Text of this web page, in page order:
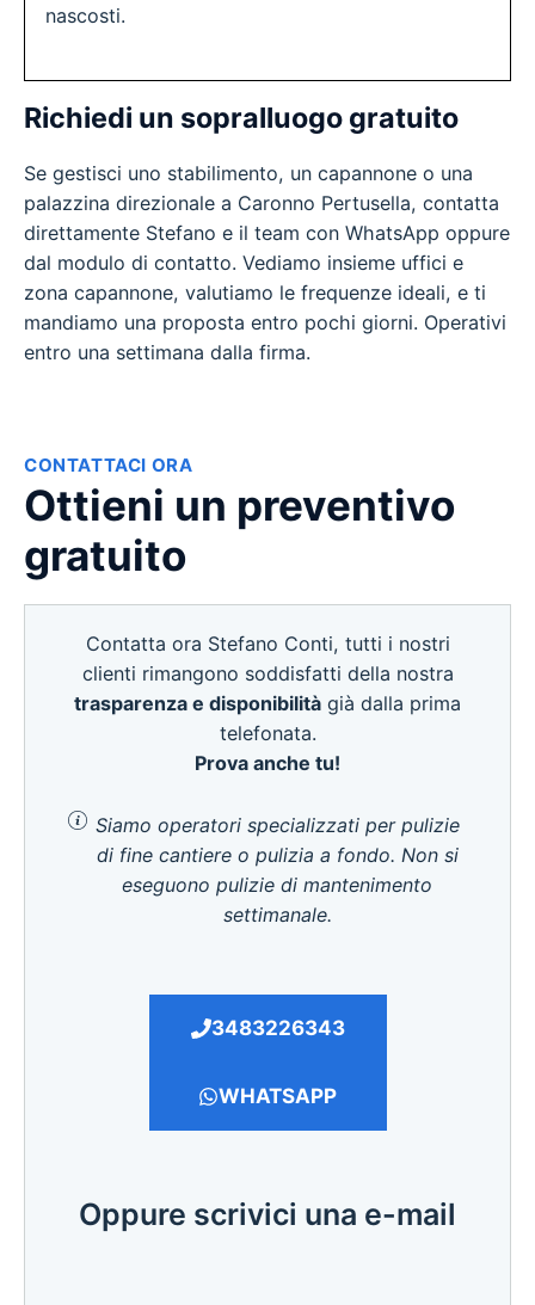
nascosti.
Richiedi un sopralluogo gratuito
Se gestisci uno stabilimento, un capannone o una
palazzina direzionale a Caronno Pertusella, contatta
direttamente Stefano e il team con WhatsApp oppure
dal modulo di contatto. Vediamo insieme uffici e
zona capannone, valutiamo le frequenze ideali, e ti
mandiamo una proposta entro pochi giorni. Operativi
entro una settimana dalla firma.
CONTATTACI ORA
Ottieni un preventivo
gratuito
Contatta ora Stefano Conti, tutti i nostri
clienti rimangono soddisfatti della nostra
trasparenza e disponibilità già dalla prima
telefonata.
Prova anche tu!
Siamo operatori specializzati per pulizie
di fine cantiere o pulizia a fondo. Non si
eseguono pulizie di mantenimento
settimanale.
3483226343
WHATSAPP
Oppure scrivici una e-mail